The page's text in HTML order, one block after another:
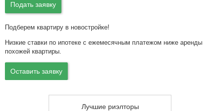
Подать заявку
Подберем квартиру в новостройке!
Низкие ставки по ипотеке с ежемесячным платежом ниже аренды
похожей квартиры.
Оставить заявку
Лучшие риэлторы